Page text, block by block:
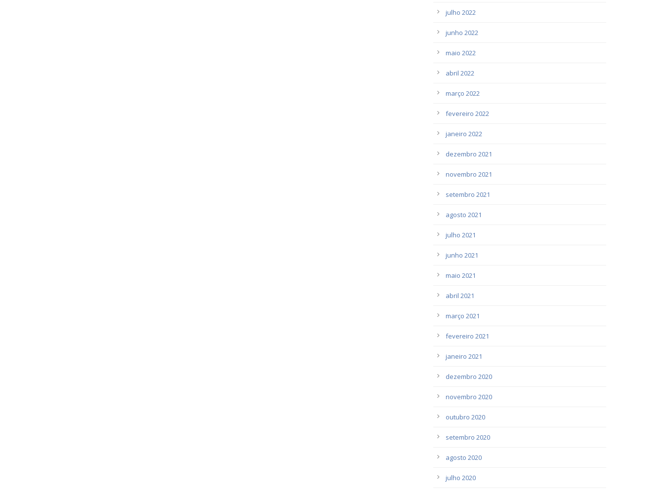
julho 2022
junho 2022
maio 2022
abril 2022
março 2022
fevereiro 2022
janeiro 2022
dezembro 2021
novembro 2021
setembro 2021
agosto 2021
julho 2021
junho 2021
maio 2021
abril 2021
março 2021
fevereiro 2021
janeiro 2021
dezembro 2020
novembro 2020
outubro 2020
setembro 2020
agosto 2020
julho 2020